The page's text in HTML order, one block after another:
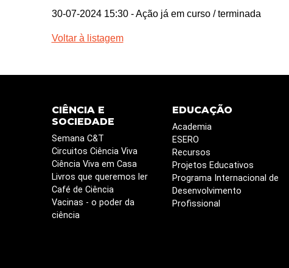
30-07-2024 15:30 - Ação já em curso / terminada
Voltar à listagem
CIÊNCIA E
SOCIEDADE
Semana C&T
Circuitos Ciência Viva
Ciência Viva em Casa
Livros que queremos ler
Café de Ciência
Vacinas - o poder da
ciência
EDUCAÇÃO
Academia
ESERO
Recursos
Projetos Educativos
Programa Internacional de
Desenvolvimento
Profissional